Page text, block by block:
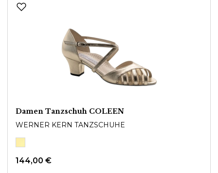
Damen Tanzschuh COLEEN
WERNER KERN TANZSCHUHE
144,00 €